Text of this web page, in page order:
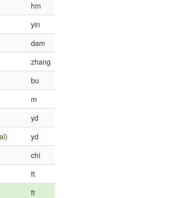
hm
yin
dam
zhang
bu
m
yd
yd
chi
ft
ft